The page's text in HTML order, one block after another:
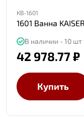
КВ-1601
1601 Ванна
В наличии - 10 шт
42 978.77 ₽
Купить